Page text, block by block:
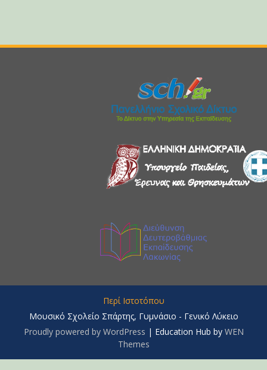
Περί Ιστοτόπου
Μουσικό Σχολείο Σπάρτης, Γυμνάσιο - Γενικό Λύκειο
Proudly powered by WordPress | Education Hub by WEN
Themes